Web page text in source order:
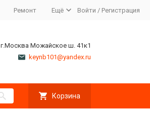
Ремонт Ещё Войти / Регистрация
г.Москва Можайское ш. 41к1
keynb101@yandex.ru
Корзина